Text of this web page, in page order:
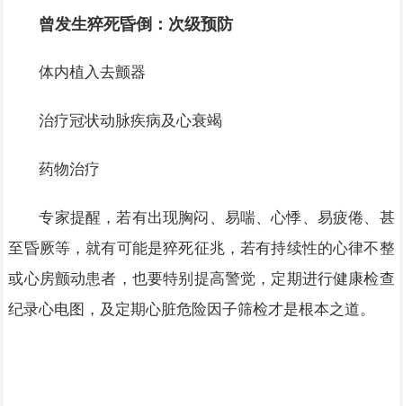
曾发生猝死昏倒：次级预防
体内植入去颤器
治疗冠状动脉疾病及心衰竭
药物治疗
专家提醒，若有出现胸闷、易喘、心悸、易疲倦、甚
至昏厥等，就有可能是猝死征兆，若有持续性的心律不整
或心房颤动患者，也要特别提高警觉，定期进行健康检查
纪录心电图，及定期心脏危险因子筛检才是根本之道。